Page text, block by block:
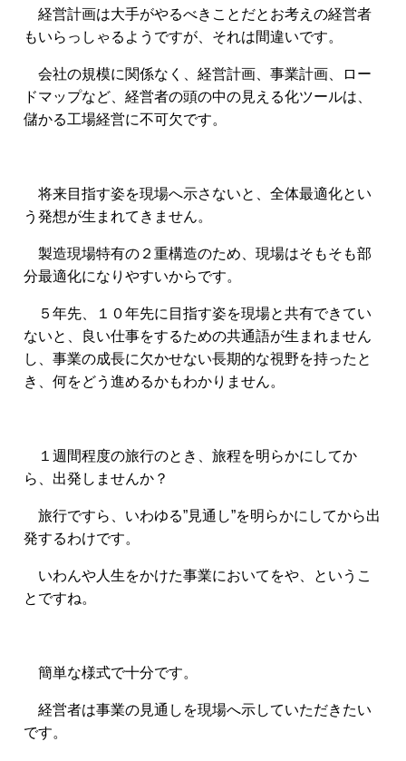
経営計画は大手がやるべきことだとお考えの経営者
もいらっしゃるようですが、それは間違いです。
会社の規模に関係なく、経営計画、事業計画、ロー
ドマップなど、経営者の頭の中の見える化ツールは、
儲かる工場経営に不可欠です。
将来目指す姿を現場へ示さないと、全体最適化とい
う発想が生まれてきません。
製造現場特有の２重構造のため、現場はそもそも部
分最適化になりやすいからです。
５年先、１０年先に目指す姿を現場と共有できてい
ないと、良い仕事をするための共通語が生まれません
し、事業の成長に欠かせない長期的な視野を持ったと
き、何をどう進めるかもわかりません。
１週間程度の旅行のとき、旅程を明らかにしてか
ら、出発しませんか？
旅行ですら、いわゆる”見通し”を明らかにしてから出
発するわけです。
いわんや人生をかけた事業においてをや、というこ
とですね。
簡単な様式で十分です。
経営者は事業の見通しを現場へ示していただきたい
です。